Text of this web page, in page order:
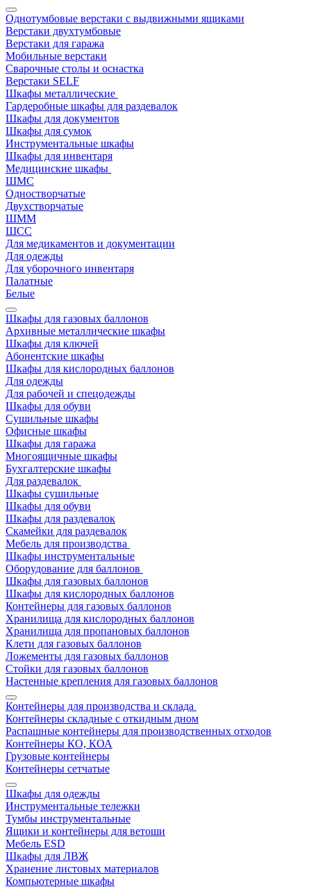
Однотумбовые верстаки с выдвижными ящиками
Верстаки двухтумбовые
Верстаки для гаража
Мобильные верстаки
Сварочные столы и оснастка
Верстаки SELF
Шкафы металлические
Гардеробные шкафы для раздевалок
Шкафы для документов
Шкафы для сумок
Инструментальные шкафы
Шкафы для инвентаря
Медицинские шкафы
ШМС
Одностворчатые
Двухстворчатые
ШММ
ШСС
Для медикаментов и документации
Для одежды
Для уборочного инвентаря
Палатные
Белые
Шкафы для газовых баллонов
Архивные металлические шкафы
Шкафы для ключей
Абонентские шкафы
Шкафы для кислородных баллонов
Для одежды
Для рабочей и спецодежды
Шкафы для обуви
Сушильные шкафы
Офисные шкафы
Шкафы для гаража
Многоящичные шкафы
Бухгалтерские шкафы
Для раздевалок
Шкафы сушильные
Шкафы для обуви
Шкафы для раздевалок
Скамейки для раздевалок
Мебель для производства
Шкафы инструментальные
Оборудование для баллонов
Шкафы для газовых баллонов
Шкафы для кислородных баллонов
Контейнеры для газовых баллонов
Хранилища для кислородных баллонов
Хранилища для пропановых баллонов
Клети для газовых баллонов
Ложементы для газовых баллонов
Стойки для газовых баллонов
Настенные крепления для газовых баллонов
Контейнеры для производства и склада
Контейнеры складные с откидным дном
Распашные контейнеры для производственных отходов
Контейнеры КО, КОА
Грузовые контейнеры
Контейнеры сетчатые
Шкафы для одежды
Инструментальные тележки
Тумбы инструментальные
Ящики и контейнеры для ветоши
Мебель ESD
Шкафы для ЛВЖ
Хранение листовых материалов
Компьютерные шкафы